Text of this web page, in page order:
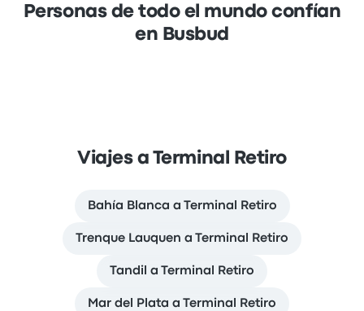
Personas de todo el mundo confían
en Busbud
Viajes a Terminal Retiro
Bahía Blanca a Terminal Retiro
Trenque Lauquen a Terminal Retiro
Tandil a Terminal Retiro
Mar del Plata a Terminal Retiro